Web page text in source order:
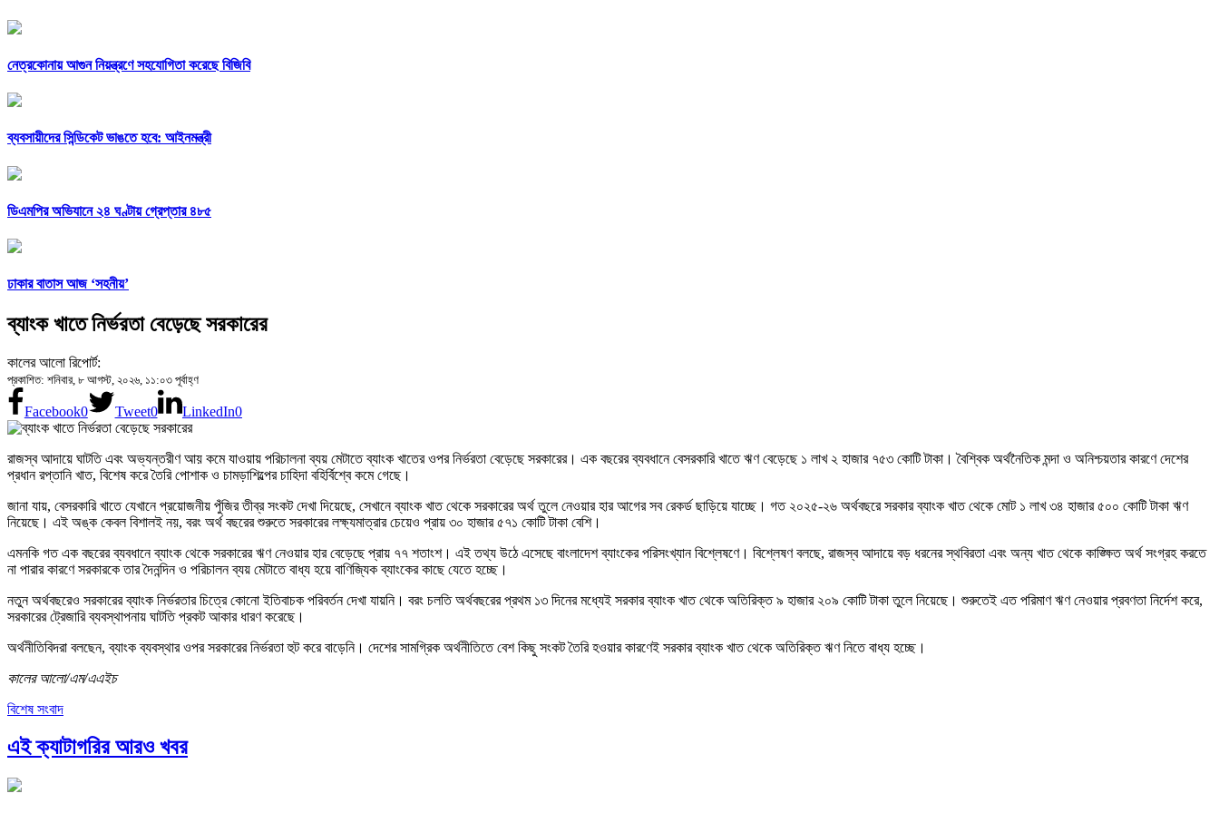
নেত্রকোনায় আগুন নিয়ন্ত্রণে সহযোগিতা করেছে বিজিবি
ব্যবসায়ীদের সিন্ডিকেট ভাঙতে হবে: আইনমন্ত্রী
ডিএমপির অভিযানে ২৪ ঘণ্টায় গ্রেপ্তার ৪৮৫
ঢাকার বাতাস আজ ‘সহনীয়’
ব্যাংক খাতে নির্ভরতা বেড়েছে সরকারের
কালের আলো রিপোর্ট:
প্রকাশিত: শনিবার, ৮ আগস্ট, ২০২৬, ১১:০৩ পূর্বাহ্ণ
Facebook0 Tweet0 LinkedIn0
রাজস্ব আদায়ে ঘাটতি এবং অভ্যন্তরীণ আয় কমে যাওয়ায় পরিচালনা ব্যয় মেটাতে ব্যাংক খাতের ওপর নির্ভরতা বেড়েছে সরকারের। এক বছরের ব্যবধানে বেসরকারি খাতে ঋণ বেড়েছে ১ লাখ ২ হাজার ৭৫৩ কোটি টাকা। বৈশ্বিক অর্থনৈতিক মন্দা ও অনিশ্চয়তার কারণে দেশের
প্রধান রপ্তানি খাত, বিশেষ করে তৈরি পোশাক ও চামড়াশিল্পের চাহিদা বহির্বিশ্বে কমে গেছে।
জানা যায়, বেসরকারি খাতে যেখানে প্রয়োজনীয় পুঁজির তীব্র সংকট দেখা দিয়েছে, সেখানে ব্যাংক খাত থেকে সরকারের অর্থ তুলে নেওয়ার হার আগের সব রেকর্ড ছাড়িয়ে যাচ্ছে। গত ২০২৫-২৬ অর্থবছরে সরকার ব্যাংক খাত থেকে মোট ১ লাখ ৩৪ হাজার ৫০০ কোটি টাকা ঋণ
নিয়েছে। এই অঙ্ক কেবল বিশালই নয়, বরং অর্থ বছরের শুরুতে সরকারের লক্ষ্যমাত্রার চেয়েও প্রায় ৩০ হাজার ৫৭১ কোটি টাকা বেশি।
এমনকি গত এক বছরের ব্যবধানে ব্যাংক থেকে সরকারের ঋণ নেওয়ার হার বেড়েছে প্রায় ৭৭ শতাংশ। এই তথ্য উঠে এসেছে বাংলাদেশ ব্যাংকের পরিসংখ্যান বিশ্লেষণে। বিশ্লেষণ বলছে, রাজস্ব আদায়ে বড় ধরনের স্থবিরতা এবং অন্য খাত থেকে কাঙ্ক্ষিত অর্থ সংগ্রহ করতে
না পারার কারণে সরকারকে তার দৈনন্দিন ও পরিচালন ব্যয় মেটাতে বাধ্য হয়ে বাণিজ্যিক ব্যাংকের কাছে যেতে হচ্ছে।
নতুন অর্থবছরেও সরকারের ব্যাংক নির্ভরতার চিত্রে কোনো ইতিবাচক পরিবর্তন দেখা যায়নি। বরং চলতি অর্থবছরের প্রথম ১৩ দিনের মধ্যেই সরকার ব্যাংক খাত থেকে অতিরিক্ত ৯ হাজার ২০৯ কোটি টাকা তুলে নিয়েছে। শুরুতেই এত পরিমাণ ঋণ নেওয়ার প্রবণতা নির্দেশ করে,
সরকারের ট্রেজারি ব্যবস্থাপনায় ঘাটতি প্রকট আকার ধারণ করেছে।
অর্থনীতিবিদরা বলছেন, ব্যাংক ব্যবস্থার ওপর সরকারের নির্ভরতা হুট করে বাড়েনি। দেশের সামগ্রিক অর্থনীতিতে বেশ কিছু সংকট তৈরি হওয়ার কারণেই সরকার ব্যাংক খাত থেকে অতিরিক্ত ঋণ নিতে বাধ্য হচ্ছে।
কালের আলো/এম/এএইচ
বিশেষ সংবাদ
এই ক্যাটাগরির আরও খবর